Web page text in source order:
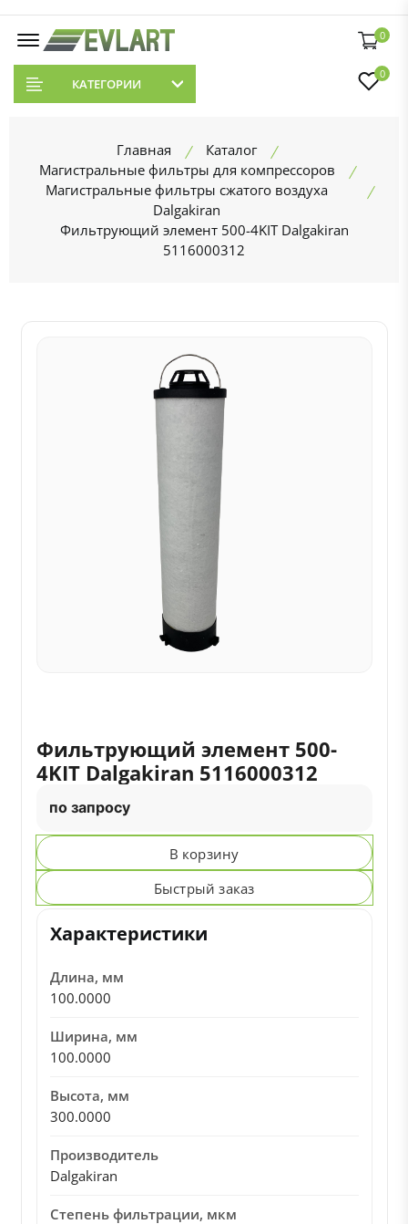
0
КАТЕГОРИИ
0
Главная
Каталог
Магистральные фильтры для компрессоров
Магистральные фильтры сжатого воздуха
Dalgakiran
Фильтрующий элемент 500-4KIT Dalgakiran
5116000312
Фильтрующий элемент 500-
4KIT Dalgakiran 5116000312
по запросу
В корзину
Быстрый заказ
Характеристики
Длина, мм
100.0000
Ширина, мм
100.0000
Высота, мм
300.0000
Производитель
Dalgakiran
Степень фильтрации, мкм